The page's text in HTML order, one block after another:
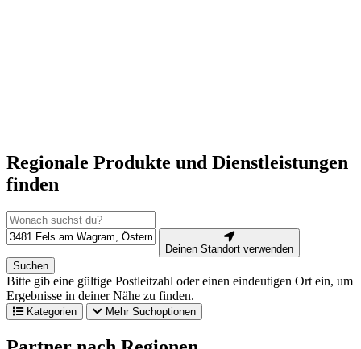
Regionale Produkte und Dienstleistungen
finden
Deinen Standort verwenden
Suchen
Bitte gib eine gültige Postleitzahl oder einen eindeutigen Ort ein, um
Ergebnisse in deiner Nähe zu finden.
Kategorien Mehr Suchoptionen